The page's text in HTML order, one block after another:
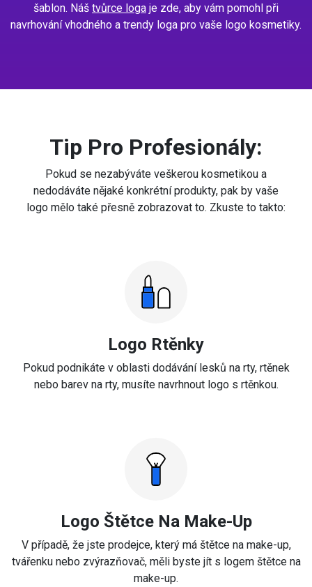
šablon. Náš tvůrce loga je zde, aby vám pomohl při
navrhování vhodného a trendy loga pro vaše logo kosmetiky.
Tip Pro Profesionály:
Pokud se nezabýváte veškerou kosmetikou a
nedodáváte nějaké konkrétní produkty, pak by vaše
logo mělo také přesně zobrazovat to. Zkuste to takto:
Logo Rtěnky
Pokud podnikáte v oblasti dodávání lesků na rty, rtěnek
nebo barev na rty, musíte navrhnout logo s rtěnkou.
Logo Štětce Na Make-Up
V případě, že jste prodejce, který má štětce na make-up,
tvářenku nebo zvýrazňovač, měli byste jít s logem štětce na
make-up.